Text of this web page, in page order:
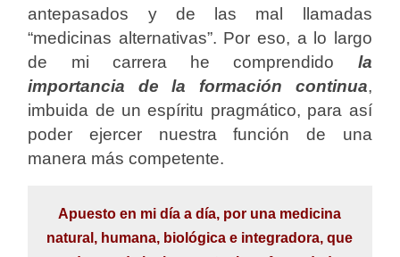
antepasados y de las mal llamadas
“medicinas alternativas”. Por eso, a lo largo
de mi carrera he comprendido la
importancia de la formación continua,
imbuida de un espíritu pragmático, para así
poder ejercer nuestra función de una
manera más competente.
Apuesto en mi día a día, por una medicina
natural, humana, biológica e integradora, que